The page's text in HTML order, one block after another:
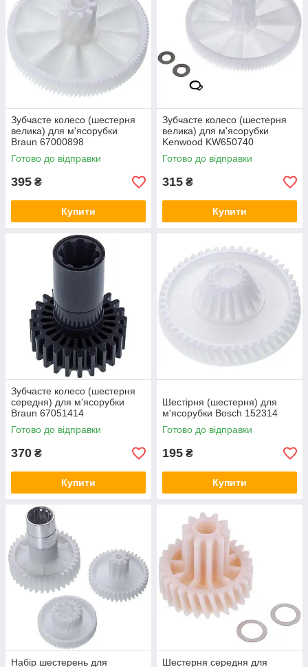
Зубчасте колесо (шестерня
велика) для м'ясорубки
Braun 67000898
Готово до відправки
395 ₴
Купити
Зубчасте колесо (шестерня
велика) для м'ясорубки
Kenwood KW650740
Готово до відправки
315 ₴
Купити
Зубчасте колесо (шестерня
середня) для м'ясорубки
Braun 67051414
Готово до відправки
370 ₴
Купити
Шестірня (шестерня) для
м'ясорубки Bosch 152314
Готово до відправки
195 ₴
Купити
Набір шестерень для Шестерня середня для